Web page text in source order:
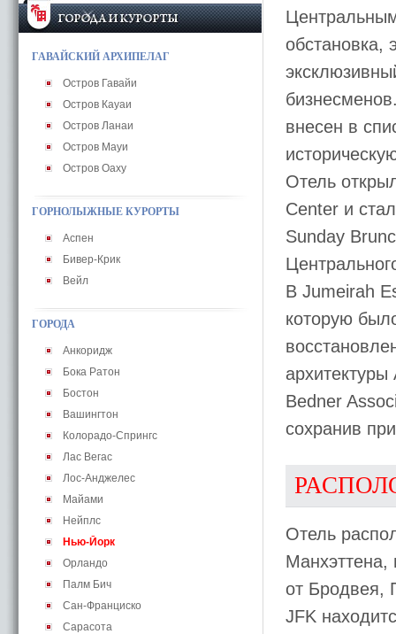
ГАВАЙСКИЙ АРХИПЕЛАГ
Остров Гавайи
Остров Кауаи
Остров Ланаи
Остров Мауи
Остров Оаху
ГОРНОЛЫЖНЫЕ КУРОРТЫ
Аспен
Бивер-Крик
Вейл
ГОРОДА
Анкоридж
Бока Ратон
Бостон
Вашингтон
Колорадо-Спрингс
Лас Вегас
Лос-Анджелес
Майами
Нейплс
Нью-Йорк
Орландо
Палм Бич
Сан-Франциско
Сарасота
обстановка,
внесен в
Отель
Center и
Sunday
В Jumeirah
которую
Bedner
сохранив
Отель
Манхэттена,
от Бродвея,
JFK